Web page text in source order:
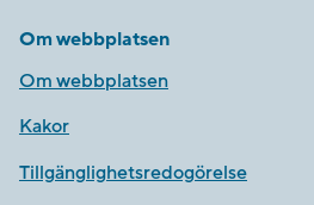
Om webbplatsen
Om webbplatsen
Kakor
Tillgänglighetsredogörelse